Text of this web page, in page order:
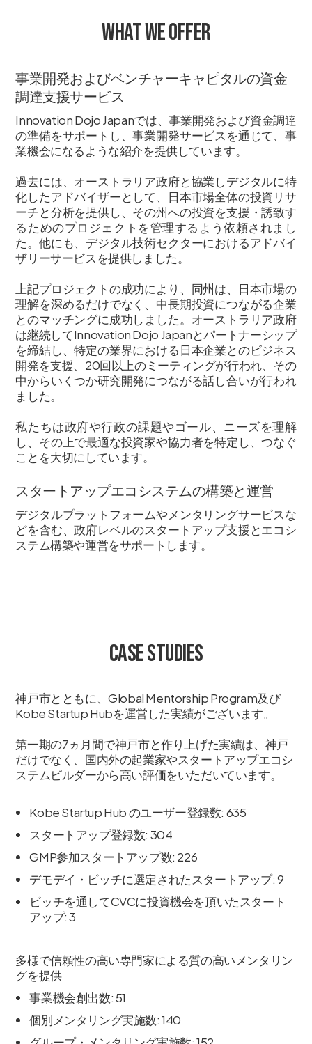
What we offer
事業開発およびベンチャーキャピタルの資金
調達支援サービス
Innovation Dojo Japanでは、事業開発および資金調達
の準備をサポートし、事業開発サービスを通じて、事
業機会になるような紹介を提供しています。
過去には、オーストラリア政府と協業しデジタルに特
化したアドバイザーとして、日本市場全体の投資リサ
ーチと分析を提供し、その州への投資を支援・誘致す
るためのプロジェクトを管理するよう依頼されまし
た。他にも、デジタル技術セクターにおけるアドバイ
ザリーサービスを提供しました。
上記プロジェクトの成功により、同州は、日本市場の
理解を深めるだけでなく、中長期投資につながる企業
とのマッチングに成功しました。オーストラリア政府
は継続してInnovation Dojo Japanとパートナーシップ
を締結し、特定の業界における日本企業とのビジネス
開発を支援、20回以上のミーティングが行われ、その
中からいくつか研究開発につながる話し合いが行われ
ました。
私たちは政府や行政の課題やゴール、ニーズを理解
し、その上で最適な投資家や協力者を特定し、つなぐ
ことを大切にしています。
スタートアップエコシステムの構築と運営
デジタルプラットフォームやメンタリングサービスな
どを含む、政府レベルのスタートアップ支援とエコシ
ステム構築や運営をサポートします。
Case Studies
神戸市とともに、Global Mentorship Program及び
Kobe Startup Hubを運営した実績がございます。
第一期の7ヵ月間で神戸市と作り上げた実績は、神戸
だけでなく、国内外の起業家やスタートアップエコシ
ステムビルダーから高い評価をいただいています。
Kobe Startup Hub のユーザー登録数: 635
スタートアップ登録数: 304
GMP参加スタートアップ数: 226
デモデイ・ビッチに選定されたスタートアップ: 9
ビッチを通してCVCに投資機会を頂いたスタート
アップ: 3
多様で信頼性の高い専門家による質の高いメンタリン
グを提供
事業機会創出数: 51
個別メンタリング実施数: 140